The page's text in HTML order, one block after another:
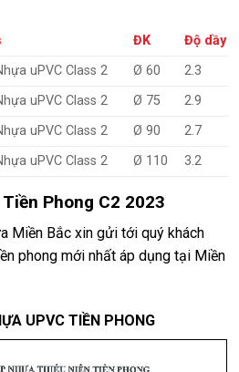
ĐK
Độ dầy
uPVC Class 2 Ø 60
2.3
uPVC Class 2 Ø 75
2.9
uPVC Class 2 Ø 90
2.7
uPVC Class 2 Ø 110 3.2
Phong C2 2023
Miền Bắc xin gửi tới quý khách
phong mới nhất áp dụng tại Miền
UPVC TIỀN PHONG